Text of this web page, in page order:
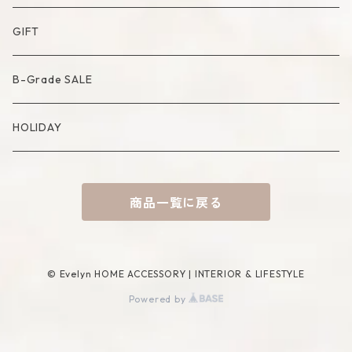
Cutlery
Compote・Cake Stand
Placemat
Artificial Bouquet
Candle
Candle Accessory
Basket
Incense Accessory
Lamp
Object
Mirror
Mat
Bag
Socks
GIFT
B-Grade SALE
HOLIDAY
商品一覧に戻る
© Evelyn HOME ACCESSORY | INTERIOR & LIFESTYLE
Powered by